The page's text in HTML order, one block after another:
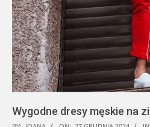
Wygodne dresy męskie na